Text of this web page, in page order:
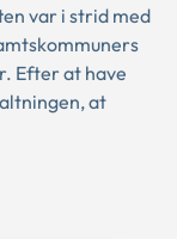
var i strid med
Efter at have
at